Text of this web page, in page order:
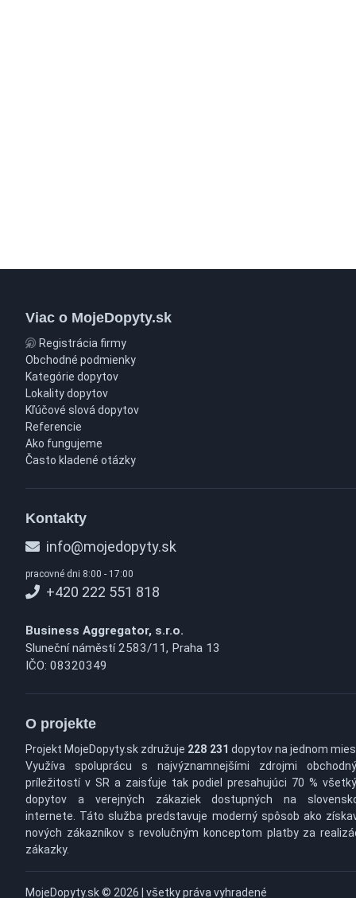
Viac o MojeDopyty.sk
Registrácia firmy
Obchodné podmienky
Kategórie dopytov
Lokality dopytov
Kľúčové slová dopytov
Referencie
Ako fungujeme
Často kladené otázky
Kontakty
info@mojedopyty.sk
pracovné dni 8:00 - 17:00
+420 222 551 818
Business Aggregator, s.r.o.
Sluneční náměstí 2583/11, Praha 13
IČO: 08320349
O projekte
Projekt MojeDopyty.sk združuje 228 231 dopytov na jednom
Využíva spoluprácu s najvýznamnejšími zdrojmi
príležitostí v SR a zaisťuje tak podiel presahujúci 70 %
dopytov a verejných zákaziek dostupných na
internete. Táto služba predstavuje moderný spôsob ako
nových zákazníkov s revolučným konceptom platby za
zákazky.
MojeDopyty.sk © 2026 | všetky práva vyhradené